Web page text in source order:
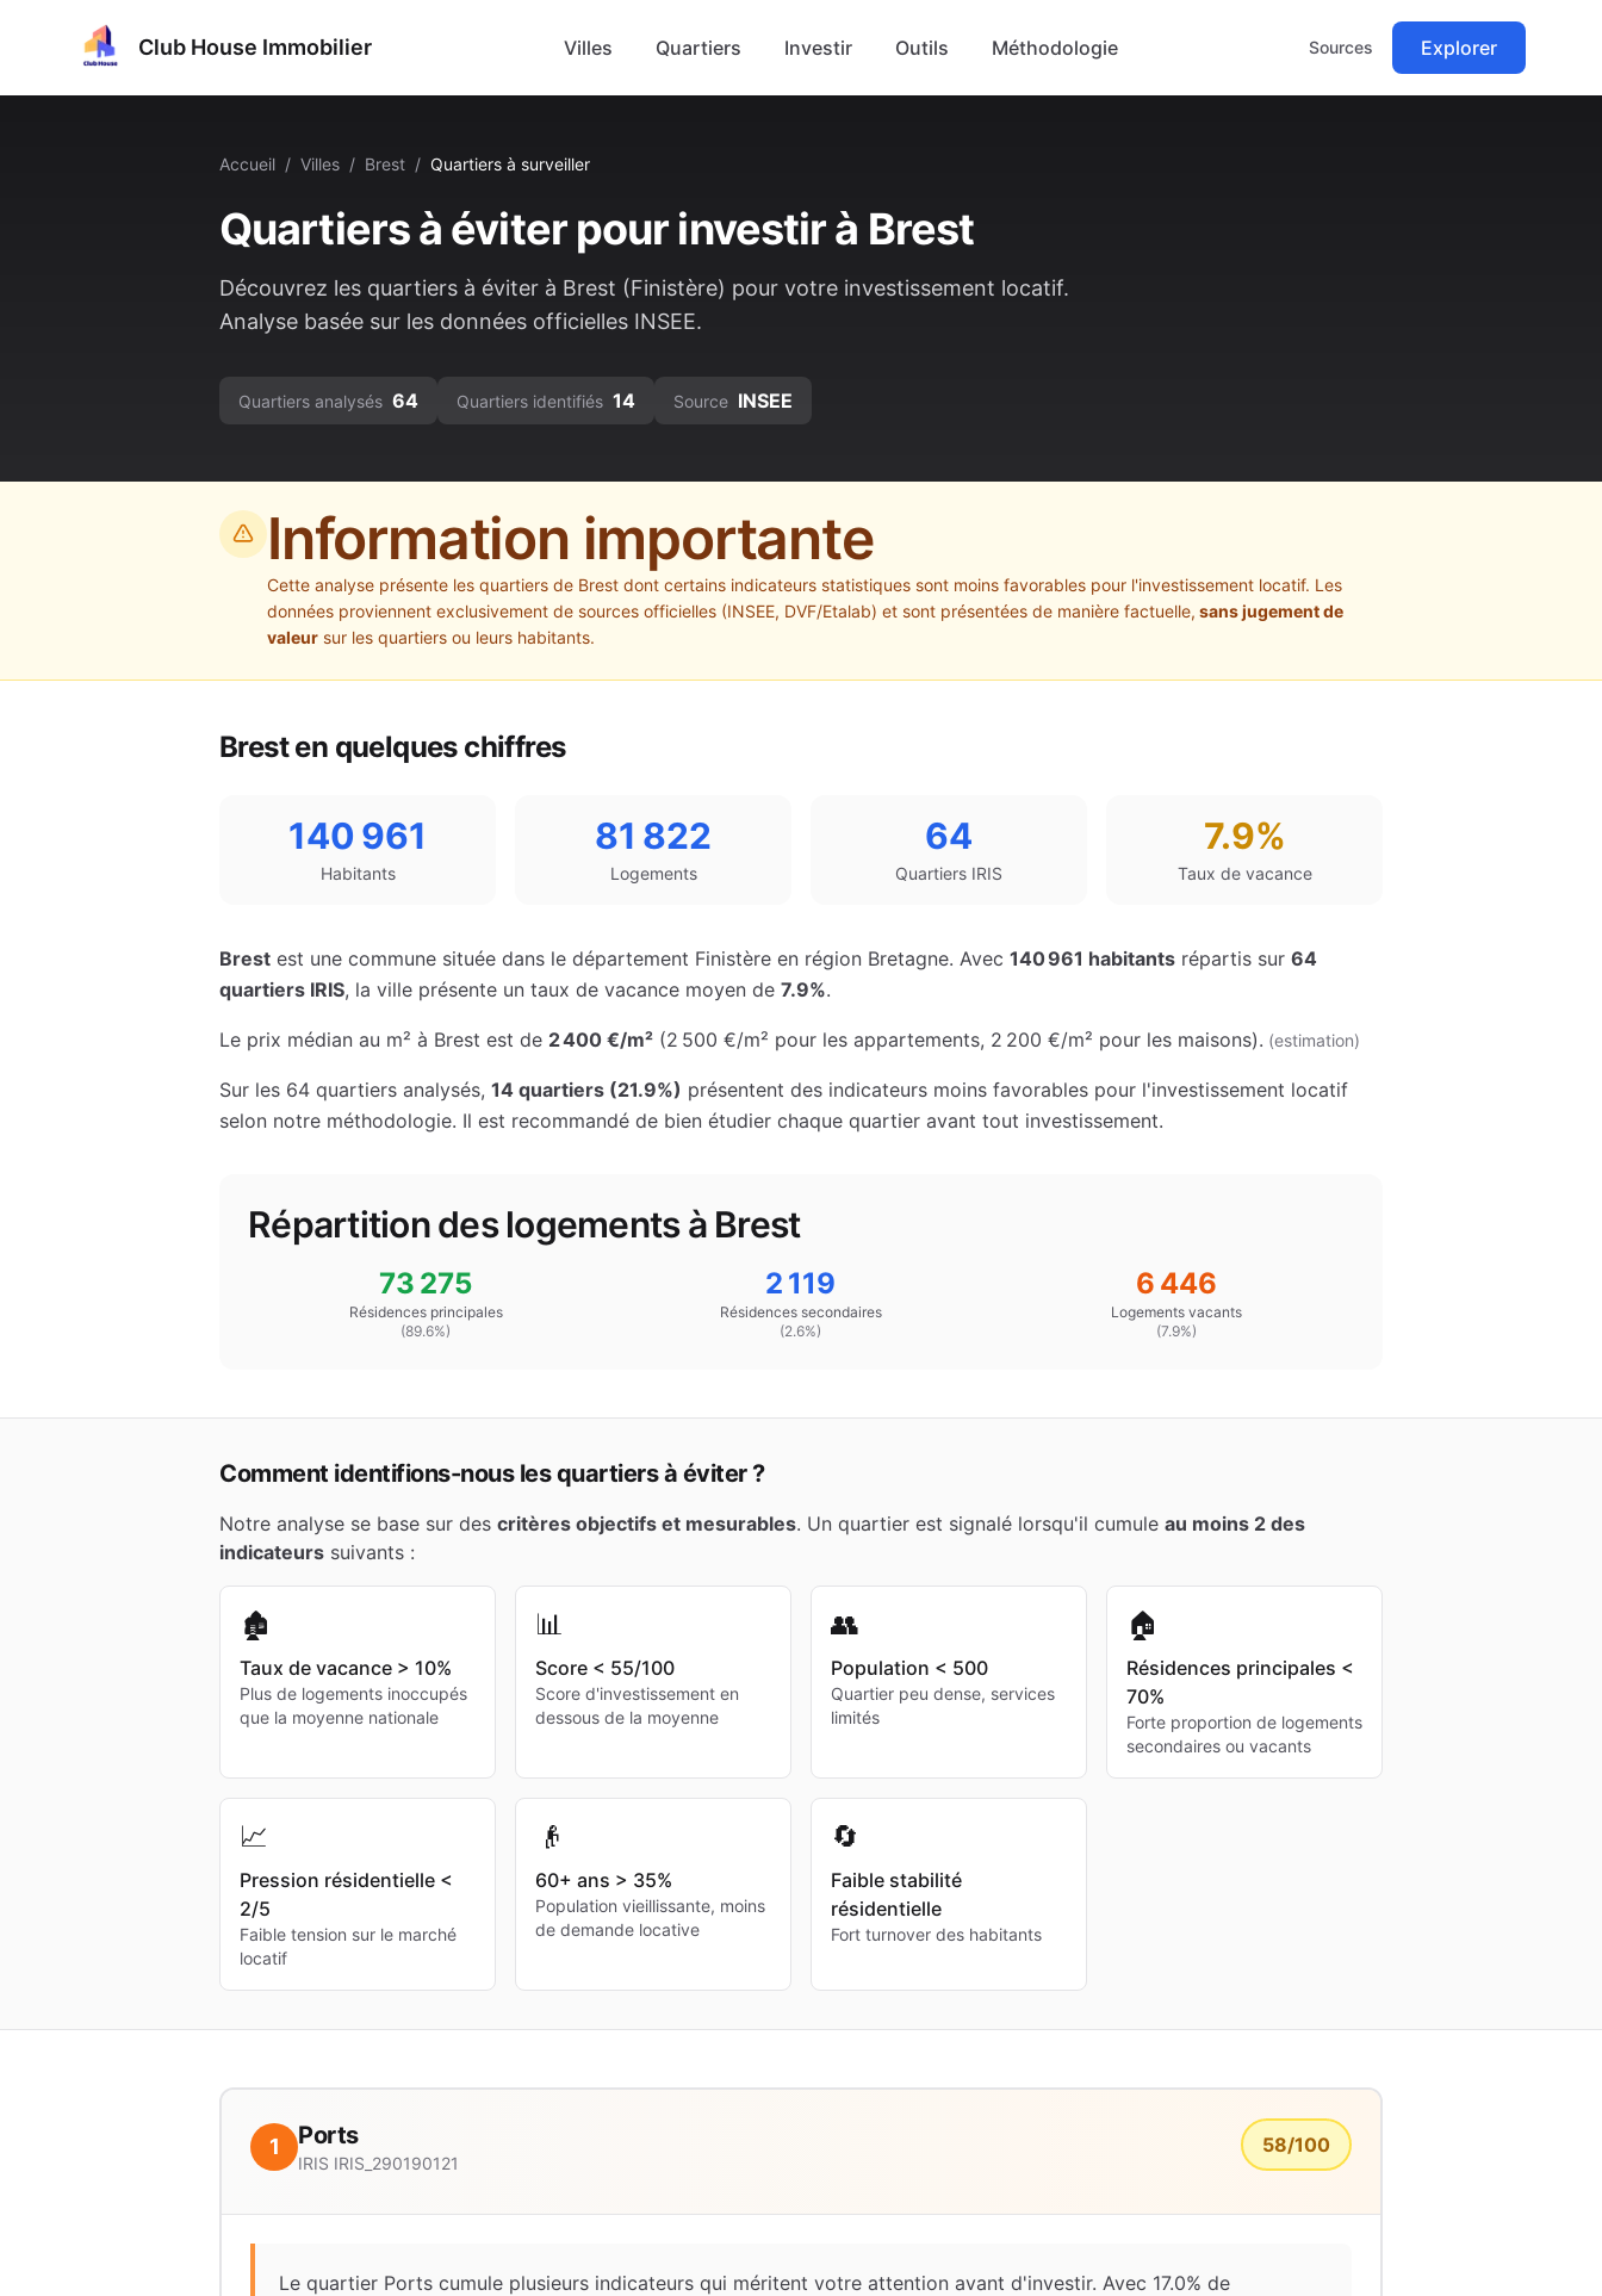
Club House Immobilier Villes Quartiers Investir Outils Méthodologie Sources Explorer
Accueil / Villes / Brest / Quartiers à surveiller
Quartiers à éviter pour investir à Brest
Découvrez les quartiers à éviter à Brest (Finistère) pour votre investissement locatif.
Analyse basée sur les données officielles INSEE.
Quartiers analysés 64 Quartiers identifiés 14 Source INSEE
Information importante
Cette analyse présente les quartiers de Brest dont certains indicateurs statistiques sont moins favorables pour l'investissement locatif. Les
données proviennent exclusivement de sources officielles (INSEE, DVF/Etalab) et sont présentées de manière factuelle, sans jugement de
valeur sur les quartiers ou leurs habitants.
Bresten quelques chiffres
140 961
Habitants
81 822
Logements
64
Quartiers IRIS
7.9%
Taux de vacance
Brest est une commune située dans le département Finistère en région Bretagne. Avec 140 961 habitants répartis sur 64
quartiers IRIS, la ville présente un taux de vacance moyen de 7.9%.
Le prix médian au m² à Brest est de 2 400 €/m² (2 500 €/m² pour les appartements, 2 200 €/m² pour les maisons). (estimation)
Sur les 64 quartiers analysés, 14 quartiers (21.9%) présentent des indicateurs moins favorables pour l'investissement locatif
selon notre méthodologie. Il est recommandé de bien étudier chaque quartier avant tout investissement.
Répartition des logements à Brest
73 275
Résidences principales
(89.6%)
2 119
Résidences secondaires
(2.6%)
6 446
Logements vacants
(7.9%)
Comment identifions-nous les quartiers à éviter ?
Notre analyse se base sur des critères objectifs et mesurables. Un quartier est signalé lorsqu'il cumule au moins 2 des
indicateurs suivants :
🏚️
Taux de vacance > 10%
Plus de logements inoccupés
que la moyenne nationale
📊
Score < 55/100
Score d'investissement en
dessous de la moyenne
👥
Population < 500
Quartier peu dense, services
limités
🏠
Résidences principales <
70%
Forte proportion de logements
secondaires ou vacants
📈
Pression résidentielle <
2/5
Faible tension sur le marché
locatif
👴
60+ ans > 35%
Population vieillissante, moins
de demande locative
🔄
Faible stabilité
résidentielle
Fort turnover des habitants
1 Ports
IRIS IRIS_290190121
58/100
Le quartier Ports cumule plusieurs indicateurs qui méritent votre attention avant d'investir. Avec 17.0% de